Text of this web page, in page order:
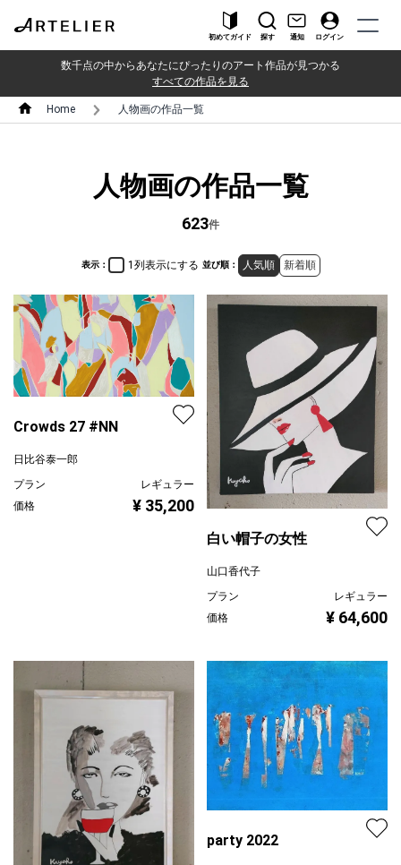
初めてガイド 探す 通知 ログイン
数千点の中からあなたにぴったりのアート作品が見つかる
すべての作品を見る
Home 人物画の作品一覧
人物画の作品一覧
623件
表示： 1列表示にする 並び順： 人気順 新着順
Crowds 27 #NN
日比谷泰一郎
プラン
レギュラー
価格
¥ 35,200
白い帽子の女性
山口香代子
プラン
レギュラー
価格
¥ 64,600
party 2022